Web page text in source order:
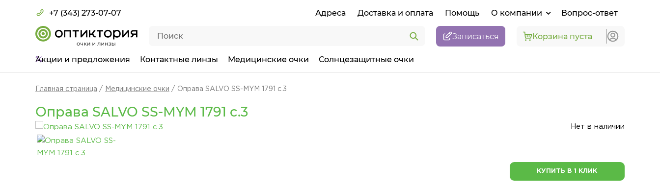
+7 (343) 273-07-07 Адреса Доставка и оплата Помощь О компании Вопрос-ответ
Записаться Корзина пуста
Акции и предложения Контактные линзы Медицинские очки Солнцезащитные очки
Главная страница Медицинские очки Оправа SALVO SS-MYM 1791 c.3
Оправа SALVO SS-MYM 1791 c.3
Нет в наличии
КУПИТЬ В 1 КЛИК